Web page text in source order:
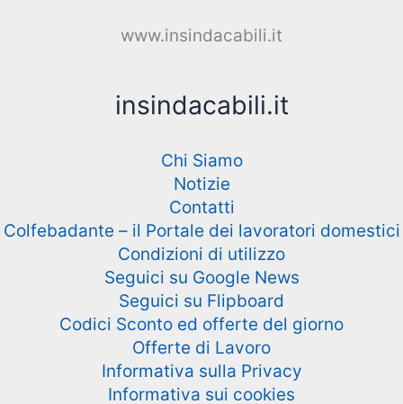
www.insindacabili.it
insindacabili.it
Chi Siamo
Notizie
Contatti
Colfebadante – il Portale dei lavoratori domestici
Condizioni di utilizzo
Seguici su Google News
Seguici su Flipboard
Codici Sconto ed offerte del giorno
Offerte di Lavoro
Informativa sulla Privacy
Informativa sui cookies